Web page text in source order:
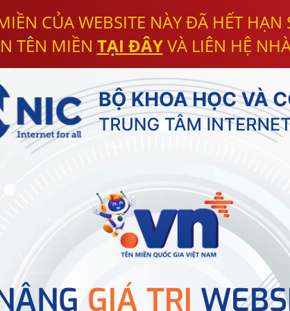
CỦA WEBSITE NÀY ĐÃ HẾT HẠN
TÊN MIỀN TẠI ĐÂYVÀ LIÊN HỆ
GIÁ TRỊ